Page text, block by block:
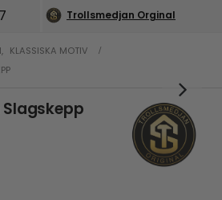
Trollsmedjan Orginal
, KLASSISKA MOTIV